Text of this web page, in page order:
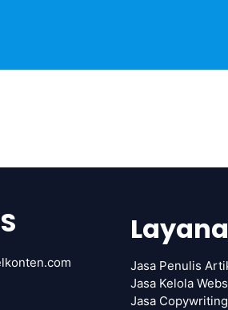
Jasa Penulis
Jasa Kelola
Jasa Copywriting